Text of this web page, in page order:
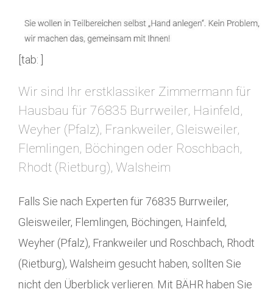
[tab: ]
Wir sind Ihr erstklassiker Zimmermann für
Hausbau für 76835 Burrweiler, Hainfeld,
Weyher (Pfalz), Frankweiler, Gleisweiler,
Flemlingen, Böchingen oder Roschbach,
Rhodt (Rietburg), Walsheim
Falls Sie nach Experten für 76835 Burrweiler,
Gleisweiler, Flemlingen, Böchingen, Hainfeld,
Weyher (Pfalz), Frankweiler und Roschbach, Rhodt
(Rietburg), Walsheim gesucht haben, sollten Sie
nicht den Überblick verlieren. Mit BÄHR haben Sie